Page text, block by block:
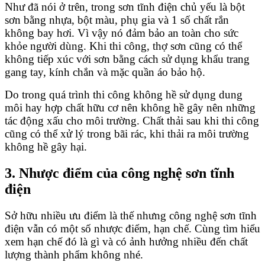
Như đã nói ở trên, trong sơn tĩnh điện chủ yếu là bột
sơn bằng nhựa, bột màu, phụ gia và 1 số chất rắn
không bay hơi. Vì vậy nó đảm bảo an toàn cho sức
khỏe người dùng. Khi thi công, thợ sơn cũng có thể
không tiếp xúc với sơn bằng cách sử dụng khẩu trang
gang tay, kính chắn và mặc quần áo bảo hộ.
Do trong quá trình thi công không hề sử dụng dung
môi hay hợp chất hữu cơ nên không hề gây nên những
tác động xấu cho môi trường. Chất thải sau khi thi công
cũng có thể xử lý trong bãi rác, khi thải ra môi trường
không hề gây hại.
3. Nhược điểm của công nghệ sơn tĩnh
điện
Sở hữu nhiều ưu điểm là thế nhưng công nghệ sơn tĩnh
điện vẫn có một số nhược điểm, hạn chế. Cùng tìm hiểu
xem hạn chế đó là gì và có ảnh hưởng nhiều đến chất
lượng thành phẩm không nhé.